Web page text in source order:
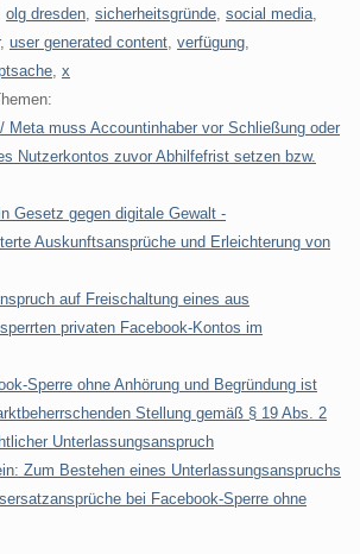
olg dresden sicherheitsgründe social media
, user generated content verfügung
x
Meta muss Accountinhaber vor Schließung oder
Nutzerkontos zuvor Abhilfefrist setzen bzw.
Gesetz gegen digitale Gewalt -
Auskunftsansprüche und Erleichterung von
auf Freischaltung eines aus
privaten Facebook-Kontos im
Sperre ohne Anhörung und Begründung ist
Stellung gemäß § 19 Abs. 2
Unterlassungsanspruch
Zum Bestehen eines Unterlassungsanspruchs
bei Facebook-Sperre ohne